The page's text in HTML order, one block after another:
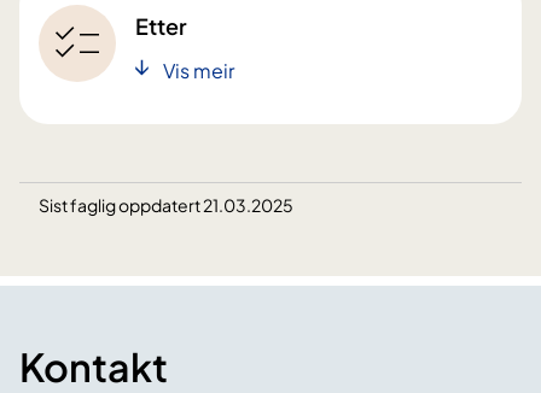
Etter
Vis meir
Sist faglig oppdatert 21.03.2025
Kontakt